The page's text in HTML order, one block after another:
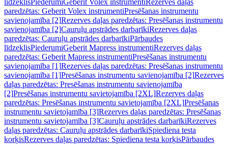
līdzeklisPiederumiGeberit Volex instrumentiRezerves daļas
paredzētas: Geberit Volex instrumentiPresēšanas instrumentu
savienojamība [2]Rezerves daļas paredzētas: Presēšanas instrumentu
savienojamība [2]Cauruļu apstrādes darbarīkiRezerves daļas
paredzētas: Cauruļu apstrādes darbarīkiPārbaudes
līdzeklisPiederumiGeberit Mapress instrumentiRezerves daļas
paredzētas: Geberit Mapress instrumentiPresēšanas instrumentu
savienojamība [1]Rezerves daļas paredzētas: Presēšanas instrumentu
savienojamība [1]Presēšanas instrumentu savienojamība [2]Rezerves
daļas paredzētas: Presēšanas instrumentu savienojamība
[2]Presēšanas instrumentu savietojamība [2XL]Rezerves daļas
paredzētas: Presēšanas instrumentu savietojamība [2XL]Presēšanas
instrumentu savietojamība [3]Rezerves daļas paredzētas: Presēšanas
instrumentu savietojamība [3]Cauruļu apstrādes darbarīkiRezerves
daļas paredzētas: Cauruļu apstrādes darbarīkiSpiediena testa
korķisRezerves daļas paredzētas: Spiediena testa korķisPārbaudes